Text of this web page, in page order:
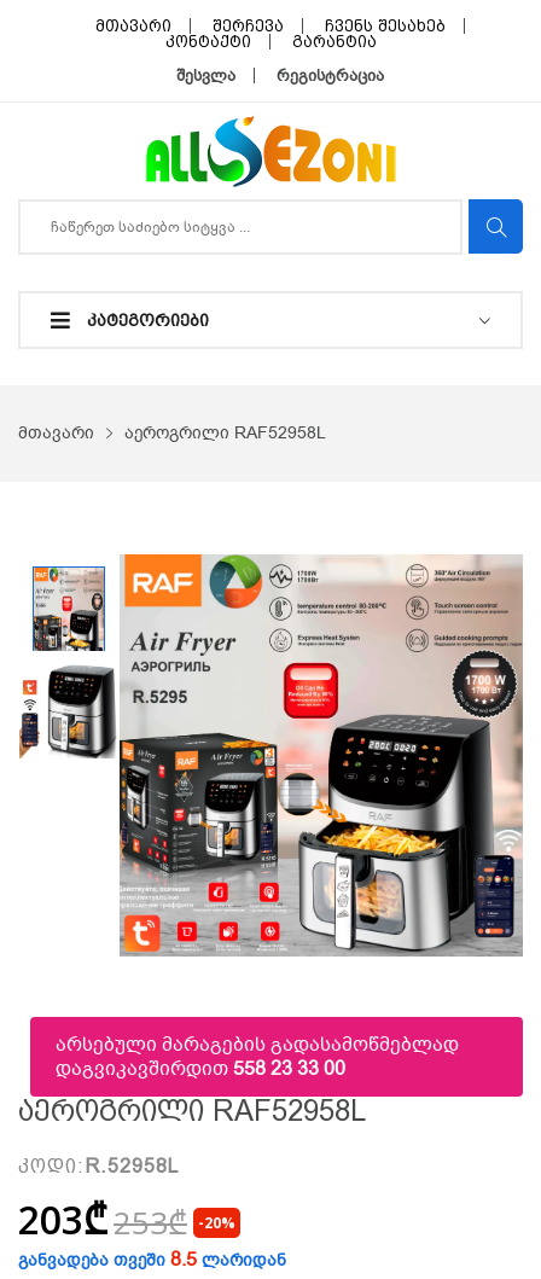
მთავარი შერჩევა
ჩვენს შესახებ
კონტაქტი
გარანტია
შესვლა რეგისტრაცია
ᲙᲐᲢᲔᲒᲝᲠᲘᲔᲑᲘ
მთავარი აეროგრილი RAF52958L
არსებული მარაგების გადასამოწმებლად
დაგვიკავშირდით558 23 33 00
Აეროგრილი RAF52958L
კოდი: R.52958L
203₾253₾ -20%
განვადება თვეში 8.5 ლარიდან